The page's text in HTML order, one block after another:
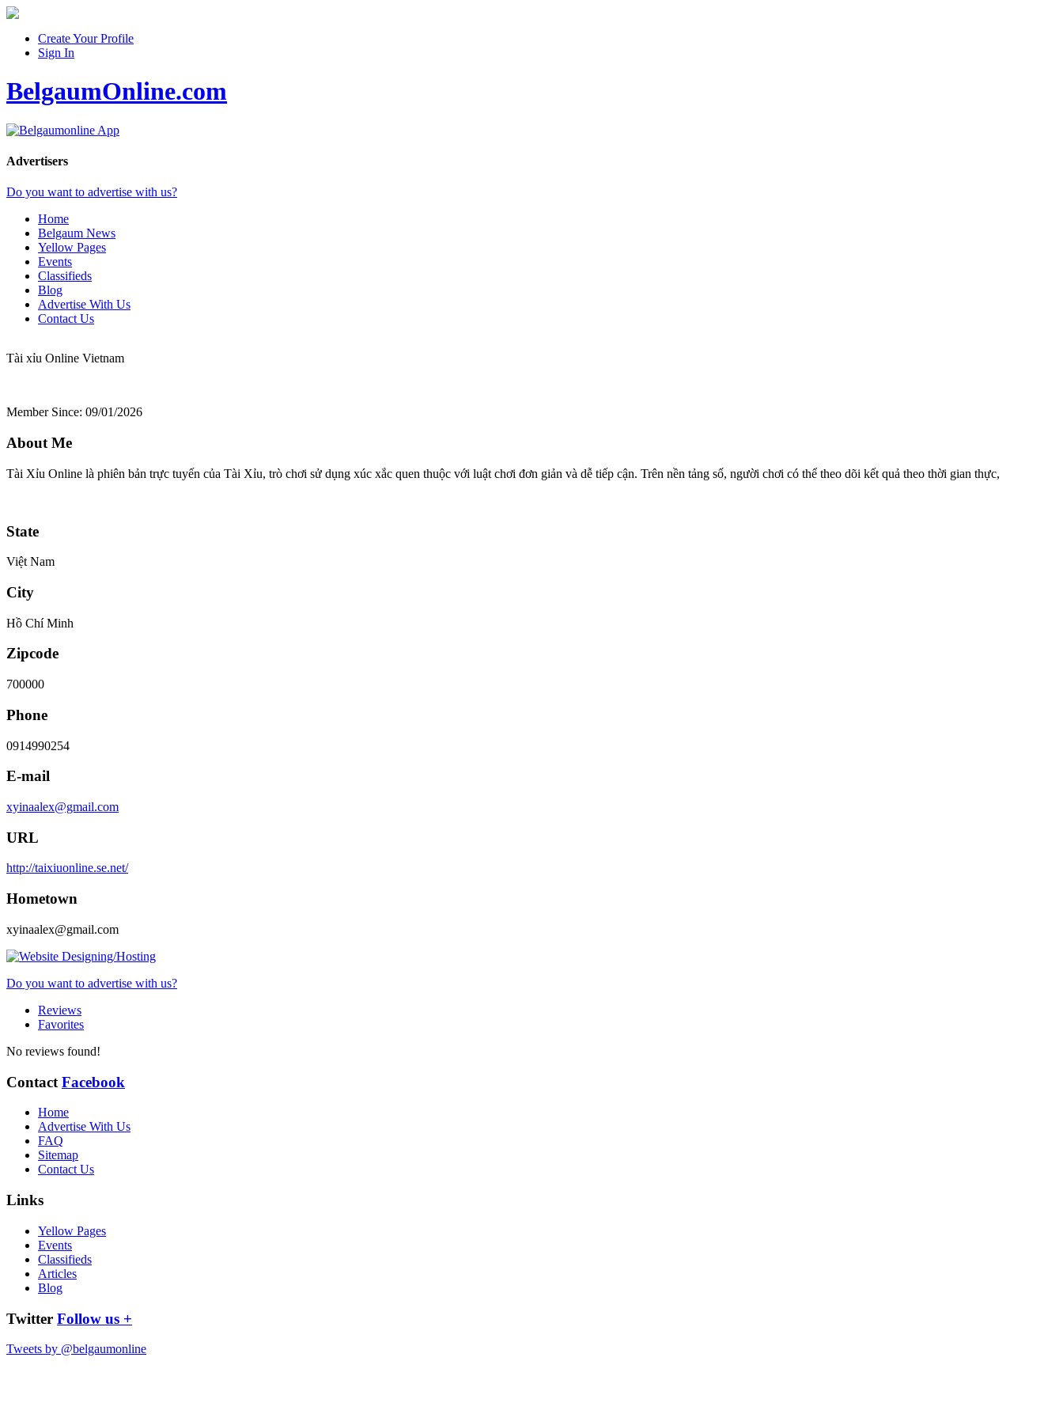
Create Your Profile
Sign In
BelgaumOnline.com
Advertisers
Do you want to advertise with us?
Home
Belgaum News
Yellow Pages
Events
Classifieds
Blog
Advertise With Us
Contact Us
Tài xỉu Online Vietnam
Member Since: 09/01/2026
About Me
Tài Xỉu Online là phiên bản trực tuyến của Tài Xỉu, trò chơi sử dụng xúc xắc quen thuộc với luật chơi đơn giản và dễ tiếp cận. Trên nền tảng số, người chơi có thể theo dõi kết quả theo thời gian thực,
State
Việt Nam
City
Hồ Chí Minh
Zipcode
700000
Phone
0914990254
E-mail
xyinaalex@gmail.com
URL
http://taixiuonline.se.net/
Hometown
xyinaalex@gmail.com
Do you want to advertise with us?
Reviews
Favorites
No reviews found!
Contact Facebook
Home
Advertise With Us
FAQ
Sitemap
Contact Us
Links
Yellow Pages
Events
Classifieds
Articles
Blog
Twitter Follow us +
Tweets by @belgaumonline